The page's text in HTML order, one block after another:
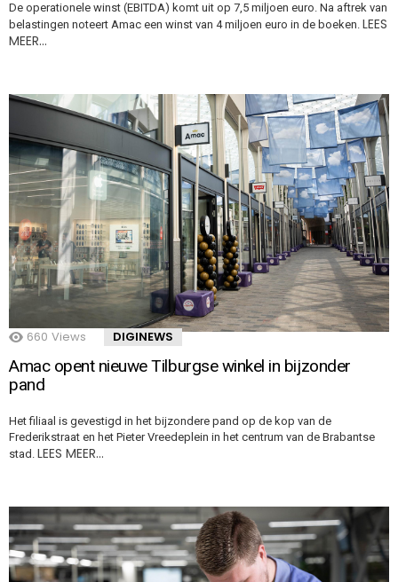
De operationele winst (EBITDA) komt uit op 7,5 miljoen euro. Na aftrek van
belastingen noteert Amac een winst van 4 miljoen euro in de boeken. LEES
MEER…
660 Views DIGINEWS
Amac opent nieuwe Tilburgse winkel in bijzonder
pand
Het filiaal is gevestigd in het bijzondere pand op de kop van de
Frederikstraat en het Pieter Vreedeplein in het centrum van de Brabantse
stad. LEES MEER…